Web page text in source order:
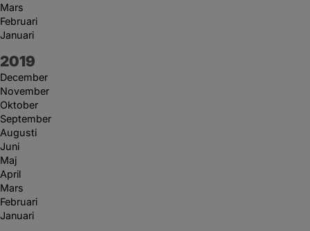
Mars
Februari
Januari
År:
2019
December
November
Oktober
September
Augusti
Juni
Maj
April
Mars
Februari
Januari